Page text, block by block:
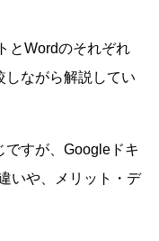
とWordのそれぞれ
しながら解説してい
ですが、Googleドキ
いや、メリット・デ